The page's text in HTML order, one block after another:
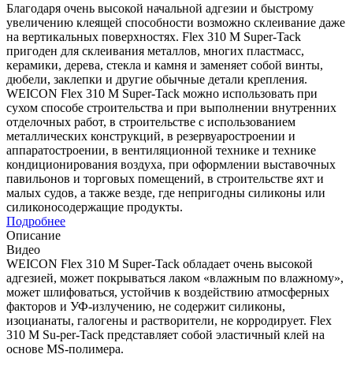
Благодаря очень высокой начальной адгезии и быстрому
увеличению клеящей способности возможно склеивание даже
на вертикальных поверхностях. Flex 310 M Super-Tack
пригоден для склеивания металлов, многих пластмасс,
керамики, дерева, стекла и камня и заменяет собой винты,
дюбели, заклепки и другие обычные детали крепления.
WEICON Flex 310 M Super-Tack можно использовать при
сухом способе строительства и при выполнении внутренних
отделочных работ, в строительстве с использованием
металлических конструкций, в резервуаростроении и
аппаратостроении, в вентиляционной технике и технике
кондиционирования воздуха, при оформлении выставочных
павильонов и торговых помещений, в строительстве яхт и
малых судов, а также везде, где непригодны силиконы или
силиконосодержащие продукты.
Подробнее
Описание
Видео
WEICON Flex 310 M Super-Tack обладает очень высокой
адгезией, может покрываться лаком «влажным по влажному»,
может шлифоваться, устойчив к воздействию атмосферных
факторов и УФ-излучению, не содержит силиконы,
изоцианаты, галогены и растворители, не корродирует. Flex
310 M Su-per-Tack представляет собой эластичный клей на
основе MS-полимера.